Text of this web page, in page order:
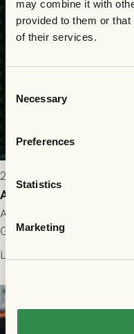
may combine it with
provided to them or
of their services.
Selection
Necessary
Preferences
Statistics
Marketing
2026-07-22 9:00
Allt du behöver veta
All
Gamla Ullevi och matchen
kvalet till Conference
Läs mer